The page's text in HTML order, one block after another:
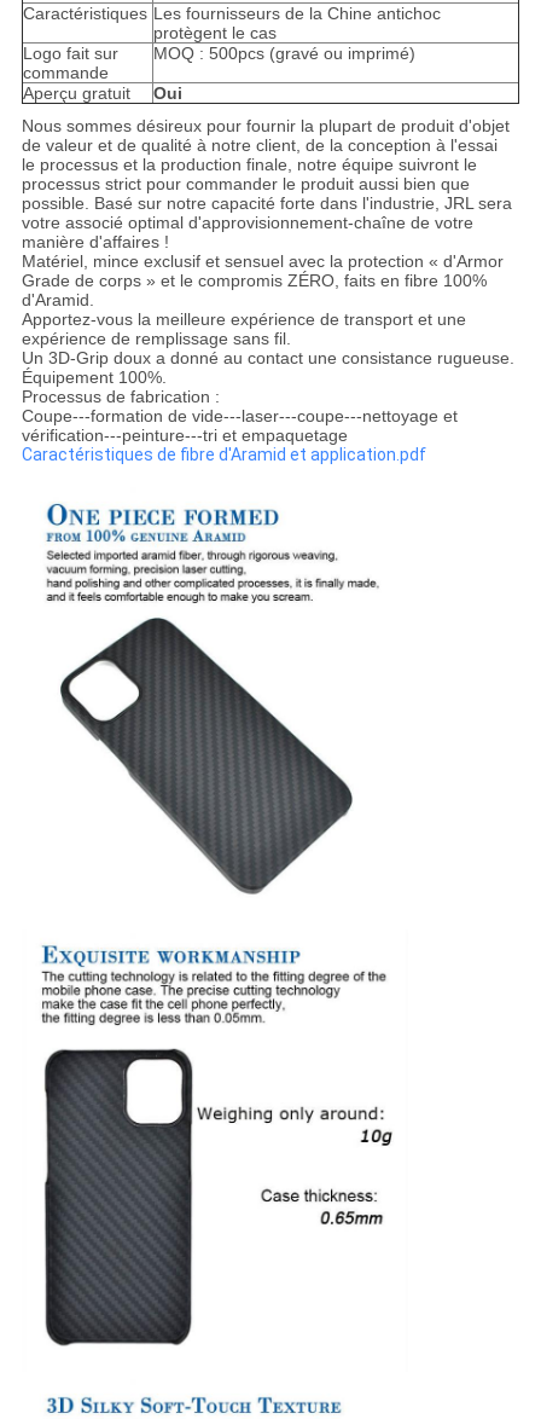
Caractéristiques Les fournisseurs de la Chine antichoc
protègent le cas
Logo fait sur
commande
MOQ : 500pcs (gravé ou imprimé)
Aperçu gratuit
Oui
Nous sommes désireux pour fournir la plupart de produit d'objet
de valeur et de qualité à notre client, de la conception à l'essai
le processus et la production finale, notre équipe suivront le
processus strict pour commander le produit aussi bien que
possible. Basé sur notre capacité forte dans l'industrie, JRL sera
votre associé optimal d'approvisionnement-chaîne de votre
manière d'affaires !
Matériel, mince exclusif et sensuel avec la protection « d'Armor
Grade de corps » et le compromis ZÉRO, faits en fibre 100%
d'Aramid.
Apportez-vous la meilleure expérience de transport et une
expérience de remplissage sans fil.
Un 3D-Grip doux a donné au contact une consistance rugueuse.
Équipement 100%.
Processus de fabrication :
Coupe---formation de vide---laser---coupe---nettoyage et
vérification---peinture---tri et empaquetage
Caractéristiques de fibre d'Aramid et application.pdf